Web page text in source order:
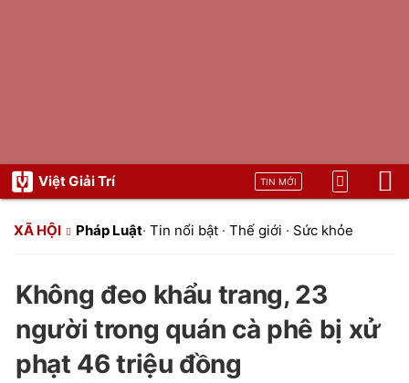
Việt Giải Trí TIN MỚI
XÃ HỘI Pháp Luật· Tin nổi bật · Thế giới · Sức khỏe
Không đeo khẩu trang, 23
người trong quán cà phê bị xử
phạt 46 triệu đồng